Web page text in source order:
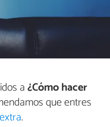
a¿Cómo hacer
que entres
.